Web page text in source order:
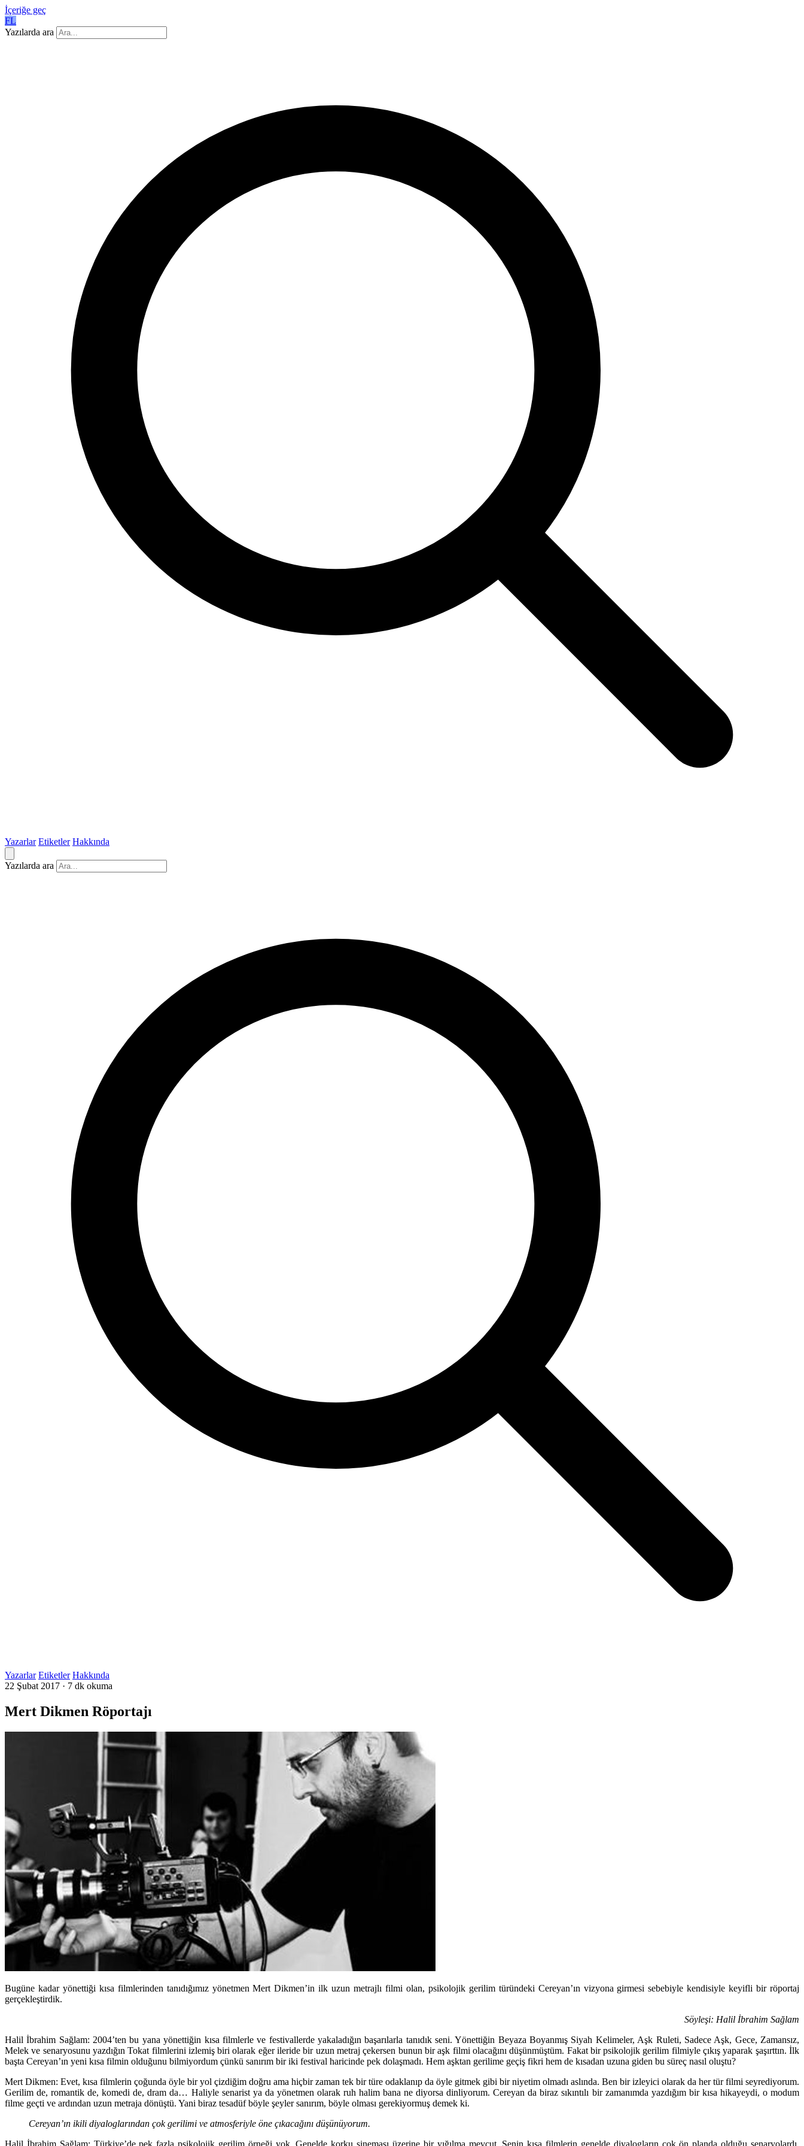
İçeriğe geç
FL
Yazılarda ara
Yazarlar Etiketler Hakkında
Yazılarda ara
Yazarlar Etiketler Hakkında
22 Şubat 2017 · 7 dk okuma
Mert Dikmen Röportajı
Bugüne kadar yönettiği kısa filmlerinden tanıdığımız yönetmen Mert Dikmen’in ilk uzun metrajlı filmi olan, psikolojik gerilim türündeki Cereyan’ın vizyona girmesi sebebiyle kendisiyle keyifli bir röportaj
gerçekleştirdik.
Söyleşi: Halil İbrahim Sağlam
Halil İbrahim Sağlam: 2004’ten bu yana yönettiğin kısa filmlerle ve festivallerde yakaladığın başarılarla tanıdık seni. Yönettiğin Beyaza Boyanmış Siyah Kelimeler, Aşk Ruleti, Sadece Aşk, Gece, Zamansız,
Melek ve senaryosunu yazdığın Tokat filmlerini izlemiş biri olarak eğer ileride bir uzun metraj çekersen bunun bir aşk filmi olacağını düşünmüştüm. Fakat bir psikolojik gerilim filmiyle çıkış yaparak şaşırttın. İlk
başta Cereyan’ın yeni kısa filmin olduğunu bilmiyordum çünkü sanırım bir iki festival haricinde pek dolaşmadı. Hem aşktan gerilime geçiş fikri hem de kısadan uzuna giden bu süreç nasıl oluştu?
Mert Dikmen: Evet, kısa filmlerin çoğunda öyle bir yol çizdiğim doğru ama hiçbir zaman tek bir türe odaklanıp da öyle gitmek gibi bir niyetim olmadı aslında. Ben bir izleyici olarak da her tür filmi seyrediyorum.
Gerilim de, romantik de, komedi de, dram da… Haliyle senarist ya da yönetmen olarak ruh halim bana ne diyorsa dinliyorum. Cereyan da biraz sıkıntılı bir zamanımda yazdığım bir kısa hikayeydi, o modum
filme geçti ve ardından uzun metraja dönüştü. Yani biraz tesadüf böyle şeyler sanırım, böyle olması gerekiyormuş demek ki.
Cereyan’ın ikili diyaloglarından çok gerilimi ve atmosferiyle öne çıkacağını düşünüyorum.
Halil İbrahim Sağlam: Türkiye’de pek fazla psikolojik gerilim örneği yok. Genelde korku sineması üzerine bir yığılma mevcut. Senin kısa filmlerin genelde diyalogların çok ön planda olduğu senaryolardı.